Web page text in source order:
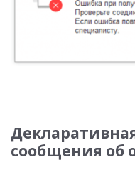
сообщения об